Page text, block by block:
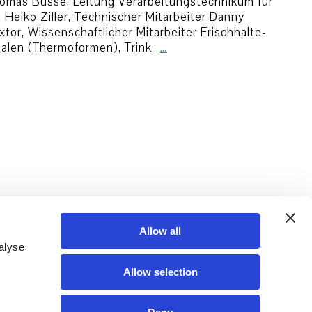
Allow all
Allow selection
Ziller, Technischer Mitarbeiter Danny
Wissenschaftlicher Mitarbeiter Frischhalte-
(Thermoformen), Trink- …